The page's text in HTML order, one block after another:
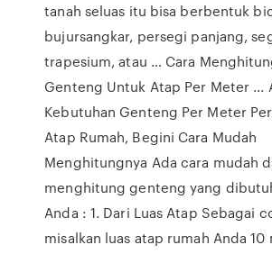
tanah seluas itu bisa berbentuk
bujursangkar, persegi panjang,
trapesium, atau … Cara
Genteng Untuk Atap Per Meter ...
Kebutuhan Genteng Per Meter
Atap Rumah, Begini Cara Mudah
Menghitungnya Ada cara mudah
menghitung genteng yang
Anda : 1. Dari Luas Atap Sebagai
misalkan luas atap rumah Anda 10